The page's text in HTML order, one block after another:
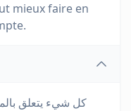
mieux faire en
كل شيء يتعلق